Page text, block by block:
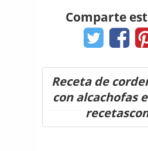
Comparte
Receta de
con alcachofas